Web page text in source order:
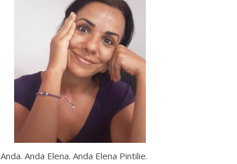
Anda. Anda Elena. Anda Elena Pintilie.